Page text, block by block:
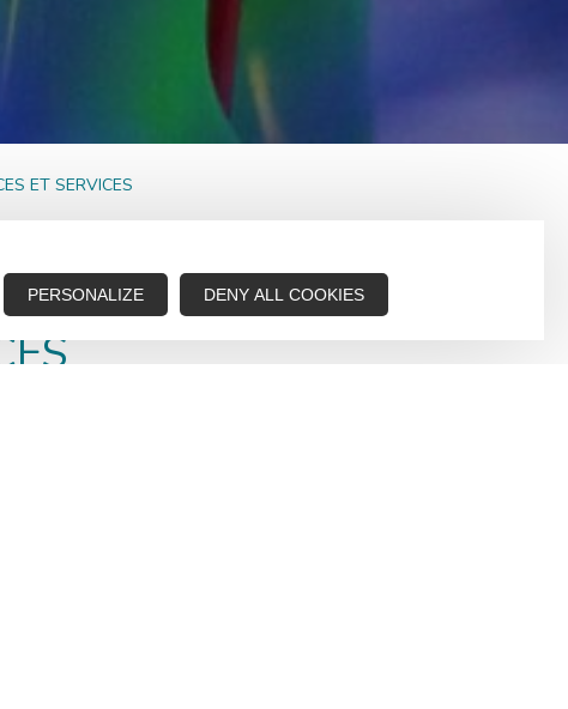
ET SERVICES
PERSONALIZE DENY ALL COOKIES